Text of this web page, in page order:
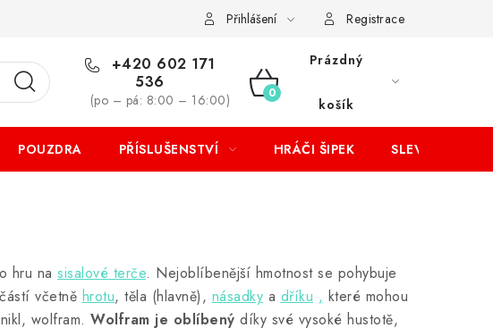
Přihlášení Registrace
+420 602 171
536
(po – pá: 8:00 – 16:00)
NÁKUPNÍ
KOŠÍK
Prázdný
košík
POUZDRA PŘÍSLUŠENSTVÍ HRÁČI ŠIPEK SLEVY
hru na sisalové terče. Nejoblíbenější hmotnost se pohybuje
včetně hrotu, těla (hlavně), násadky a dříku , které mohou
wolfram. Wolfram je oblíbený díky své vysoké hustotě,